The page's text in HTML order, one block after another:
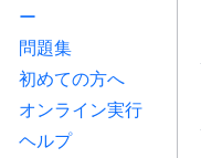
ー
問題集
初めての方へ
オンライン実行
ヘルプ